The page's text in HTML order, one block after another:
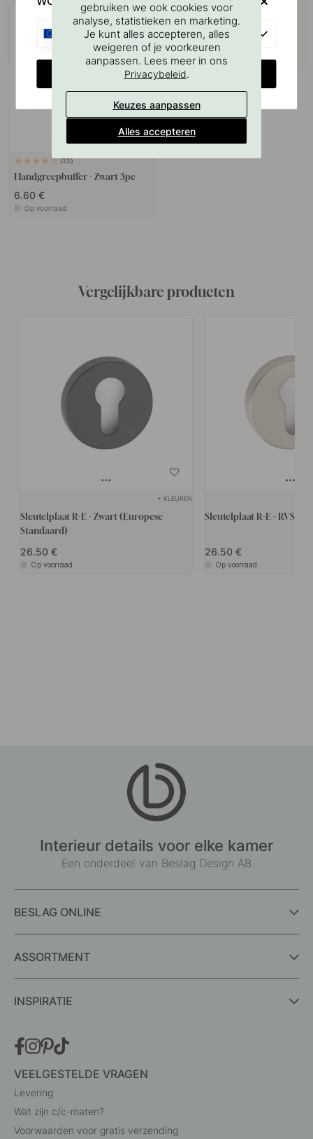
22
Handgreepbuffer - Zwart 3pc
6.60 €
Op voorraad
Vergelijkbare producten
+ KLEUREN
Sleutelplaat R-E - Zwart (Europese
Standaard)
26.50
Op voorraad
Sleutelplaat R-E - RVS
26.50
Op voorraad
Interieur details voor elke kamer
Een onderdeel van Beslag Design AB
BESLAG ONLINE
ASSORTMENT
INSPIRATIE
VEELGESTELDE VRAGEN
Levering
Wat zijn c/c-maten?
Voorwaarden voor gratis verzending
gebruiken we ook cookies voor
analyse, statistieken en marketing.
Je kunt alles accepteren, alles
weigeren of je voorkeuren
aanpassen. Lees meer in ons
Privacybeleid.
Keuzes aanpassen
Alles accepteren
CHANGE COUNTRY